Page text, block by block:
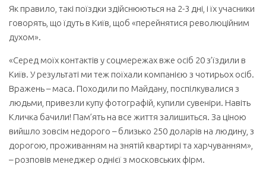
Як правило, такі поїздки здійснюються на 2-3 дні, і їх учасники
говорять, що їдуть в Київ, щоб «перейнятися революційним
духом».
«Серед моїх контактів у соцмережах вже осіб 20 з’їздили в
Київ. У результаті ми теж поїхали компанією з чотирьох осіб.
Вражень – маса. Походили по Майдану, поспілкувалися з
людьми, привезли купу фотографій, купили сувеніри. Навіть
Кличка бачили! Пам’ять на все життя залишиться. За ціною
вийшло зовсім недорого – близько 250 доларів на людину, з
дорогою, проживанням на знятій квартирі та харчуванням»,
– розповів менеджер однієї з московських фірм.